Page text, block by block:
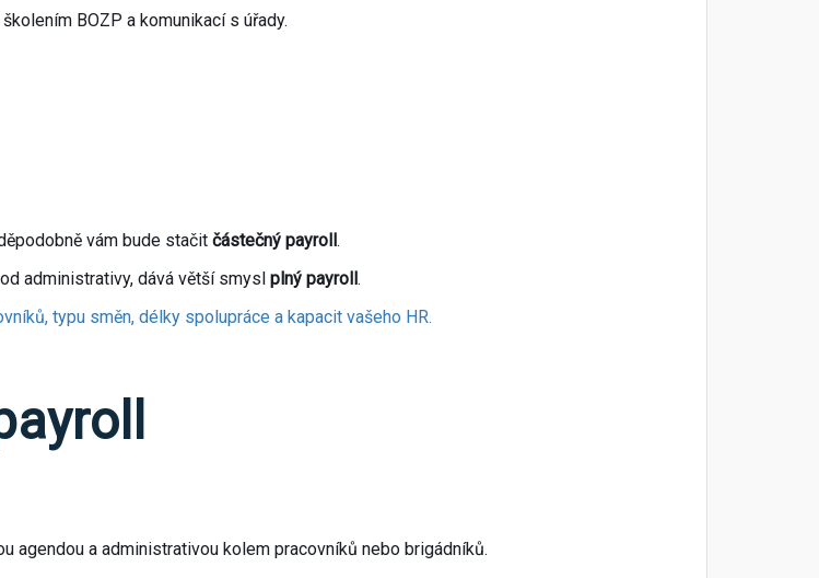
BOZP a komunikací s úřady.
vám bude stačit částečný payroll .
administrativy, dává větší smysl plný payroll .
typu směn, délky spolupráce a kapacit vašeho HR.
agendou a administrativou kolem pracovníků nebo brigádníků.